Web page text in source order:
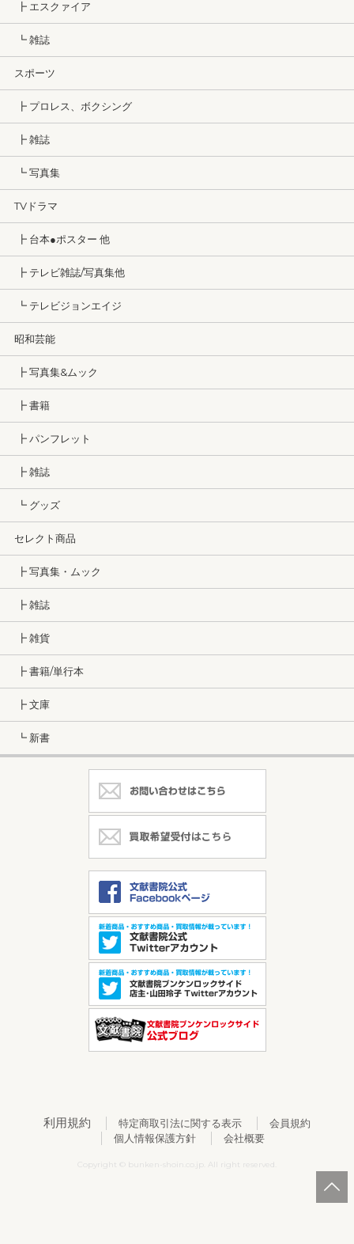
┣ エスクァイア
┗ 雑誌
スポーツ
┣ プロレス、ボクシング
┣ 雑誌
┗ 写真集
TVドラマ
┣ 台本●ポスター 他
┣ テレビ雑誌/写真集他
┗ テレビジョンエイジ
昭和芸能
┣ 写真集&ムック
┣ 書籍
┣ パンフレット
┣ 雑誌
┗ グッズ
セレクト商品
┣ 写真集・ムック
┣ 雑誌
┣ 雑貨
┣ 書籍/単行本
┣ 文庫
┗ 新書
利用規約 特定商取引法に関する表示
会員規約
個人情報保護方針
会社概要
Copyright © bunken-shoin.co.jp. All right reserved.